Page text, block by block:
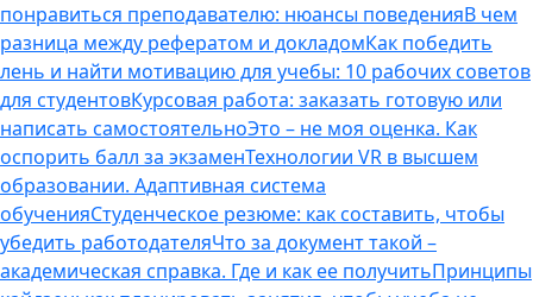
понравиться преподавателю: нюансы поведенияВ чем
разница между рефератом и докладомКак победить
лень и найти мотивацию для учебы: 10 рабочих советов
для студентовКурсовая работа: заказать готовую или
написать самостоятельноЭто – не моя оценка. Как
оспорить балл за экзаменТехнологии VR в высшем
образовании. Адаптивная система
обученияСтуденческое резюме: как составить, чтобы
убедить работодателяЧто за документ такой –
академическая справка. Где и как ее получитьПринципы